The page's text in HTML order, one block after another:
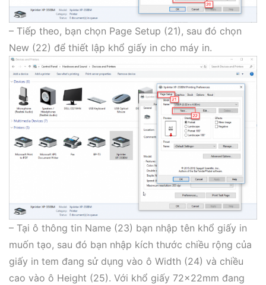
– Tiếp theo, bạn chọn Page Setup (21), sau đó chọn
New (22) để thiết lập khổ giấy in cho máy in.
– Tại ô thông tin Name (23) bạn nhập tên khổ giấy in
muốn tạo, sau đó bạn nhập kích thước chiều rộng của
giấy in tem đang sử dụng vào ô Width (24) và chiều
cao vào ô Height (25). Với khổ giấy 72x22mm đang